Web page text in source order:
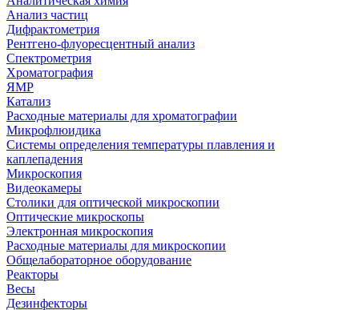
Анализ частиц
Дифрактометрия
Рентгено-флуоресцентный анализ
Спектрометрия
Хроматография
ЯМР
Катализ
Расходные материалы для хроматографии
Микрофлюидика
Системы определения температуры плавления и
каплепадения
Микроскопия
Видеокамеры
Столики для оптической микроскопии
Оптические микроскопы
Электронная микроскопия
Расходные материалы для микроскопии
Общелабораторное оборудование
Реакторы
Весы
Дезинфекторы